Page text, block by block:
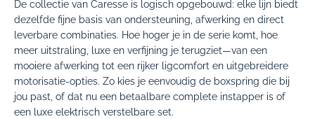
De collectie van Caresse is logisch opgebouwd: elke lijn biedt
dezelfde fijne basis van ondersteuning, afwerking en direct
leverbare combinaties. Hoe hoger je in de serie komt, hoe
meer uitstraling, luxe en verfijning je terugziet—van een
mooiere afwerking tot een rijker ligcomfort en uitgebreidere
motorisatie-opties. Zo kies je eenvoudig de boxspring die bij
jou past, of dat nu een betaalbare complete instapper is of
een luxe elektrisch verstelbare set.